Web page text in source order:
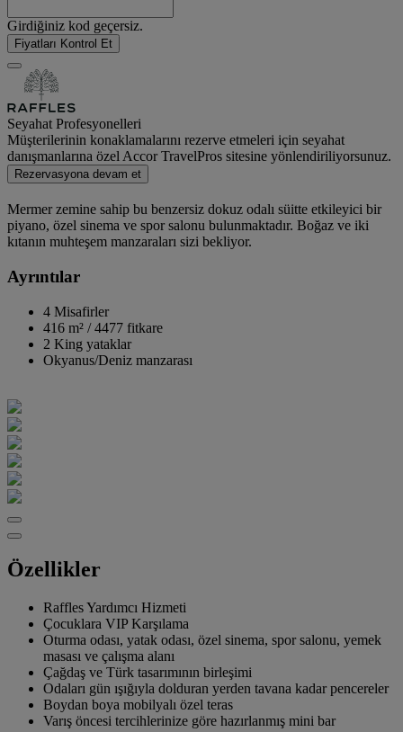
Girdiğiniz kod geçersiz.
Fiyatları Kontrol Et
Seyahat Profesyonelleri
Müşterilerinin konaklamalarını rezerve etmeleri için seyahat
danışmanlarına özel Accor TravelPros sitesine yönlendiriliyorsunuz.
Rezervasyona devam et
Mermer zemine sahip bu benzersiz dokuz odalı süitte etkileyici bir
piyano, özel sinema ve spor salonu bulunmaktadır. Boğaz ve iki
kıtanın muhteşem manzaraları sizi bekliyor.
Ayrıntılar
4 Misafirler
416 m² /4477 fitkare
2 King yataklar
Okyanus/Deniz manzarası
Özellikler
Raffles Yardımcı Hizmeti
Çocuklara VIP Karşılama
Oturma odası, yatak odası, özel sinema, spor salonu, yemek
masası ve çalışma alanı
Çağdaş ve Türk tasarımının birleşimi
Odaları gün ışığıyla dolduran yerden tavana kadar pencereler
Boydan boya mobilyalı özel teras
Varış öncesi tercihlerinize göre hazırlanmış mini bar